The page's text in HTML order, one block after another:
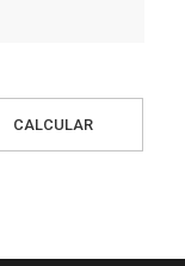
CALCULAR